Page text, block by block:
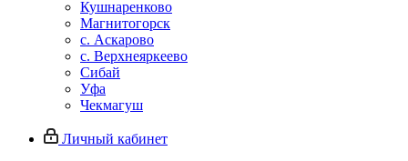
Кушнаренково
Магнитогорск
с. Аскарово
с. Верхнеяркеево
Сибай
Уфа
Чекмагуш
Личный кабинет